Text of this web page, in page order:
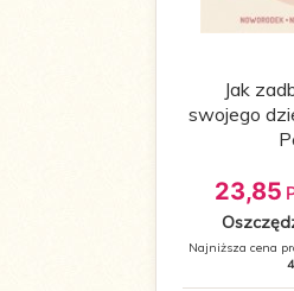
Jak
swojego
23,85
Najniższa cena